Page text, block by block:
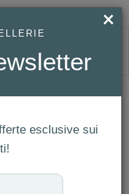
×
esclusive sui